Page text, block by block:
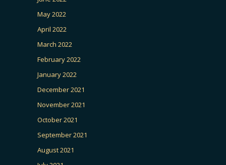
May 2022
April 2022
March 2022
February 2022
January 2022
December 2021
November 2021
October 2021
September 2021
August 2021